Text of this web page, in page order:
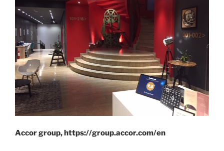
Accor group, https://group.accor.com/en